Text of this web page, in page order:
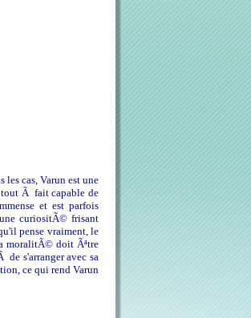
cas, Varun est une
tout Ã fait capable de
et est parfois
curiositÃ© frisant
pense vraiment, le
moralitÃ© doit Ãªtre
s'arranger avec sa
ce qui rend Varun